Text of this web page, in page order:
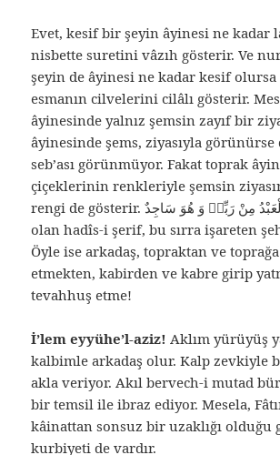
Evet, kesif bir şeyin âyinesi ne kadar
nisbette suretini vâzıh gösterir. Ve
şeyin de âyinesi ne kadar kesif
esmanın cilvelerini cilâlı gösterir.
âyinesinde yalnız şemsin zayıf bir
âyinesinde şems, ziyasıyla görünürse
seb’ası görünmüyor. Fakat toprak
çiçeklerinin renkleriyle şemsin
rengi de gösterir. اَقْرَبُ مَا يَكُونُ الْعَبْدُ مِنْ رَبِّهٖ وَ هُوَ سَاجِدٌ
olan hadîs-i şerif, bu sırra işareten
Öyle ise arkadaş, topraktan ve
etmekten, kabirden ve kabre girip
tevahhuş etme!
İ’lem eyyühe’l-aziz! Aklım yürüyüş
kalbimle arkadaş olur. Kalp zevkiyle
akla veriyor. Akıl bervech-i mutad
bir temsil ile ibraz ediyor. Mesela,
kâinattan sonsuz bir uzaklığı olduğu
kurbiyeti de vardır.